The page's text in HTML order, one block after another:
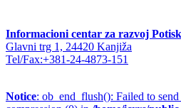
Informacioni centar za razvoj
Glavni trg 1, 24420 Kanjiža
Tel/Fax:+381-24-4873-151
Notice: ob_end_flush(): Failed to